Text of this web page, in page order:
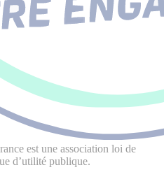
est une association loi de
d’utilité publique.